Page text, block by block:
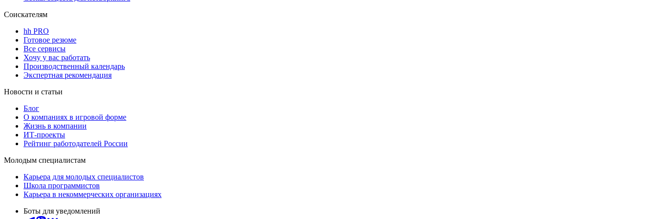
Соискателям
hh PRO
Готовое резюме
Все сервисы
Хочу у вас работать
Производственный календарь
Экспертная рекомендация
Новости и статьи
Блог
О компаниях в игровой форме
Жизнь в компании
ИТ-проекты
Рейтинг работодателей России
Молодым специалистам
Карьера для молодых специалистов
Школа программистов
Карьера в некоммерческих организациях
Боты для уведомлений